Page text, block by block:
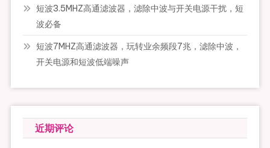
短波3.5MHZ高通滤波器，滤除中波与开关电源干扰，短
波必备
短波7MHZ高通滤波器，玩转业余频段7兆，滤除中波，
开关电源和短波低端噪声
近期评论